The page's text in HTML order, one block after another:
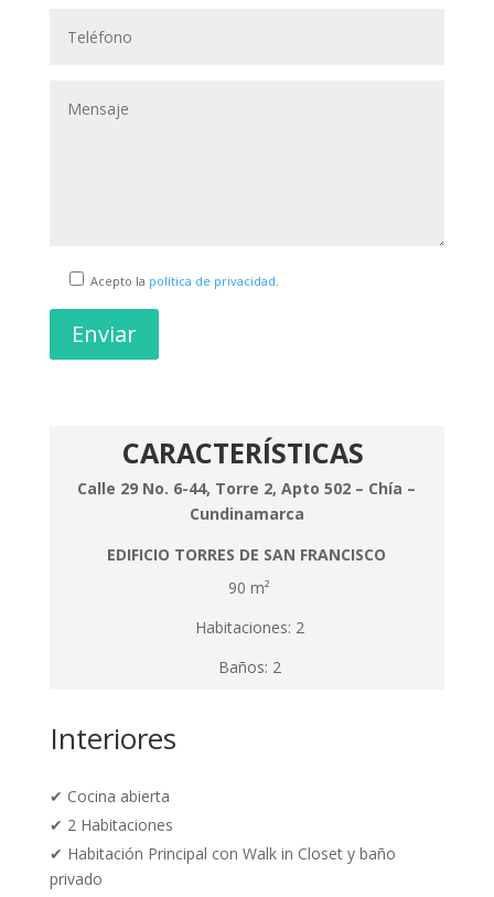
Acepto la política de privacidad.
Enviar
CARACTERÍSTICAS
Calle 29 No. 6-44, Torre 2, Apto 502 – Chía –
Cundinamarca
EDIFICIO TORRES DE SAN FRANCISCO
90 m²
Habitaciones: 2
Baños: 2
Interiores
✔ Cocina abierta
✔ 2 Habitaciones
✔ Habitación Principal con Walk in Closet y baño
privado